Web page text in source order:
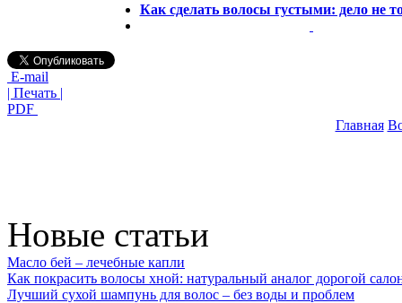
Как сделать волосы густыми: дело не
E-mail
| Печать |
PDF
Главная
Новые статьи
Масло бей – лечебные капли
Как покрасить волосы хной: натуральный аналог дорогой
Лучший сухой шампунь для волос – без воды и проблем